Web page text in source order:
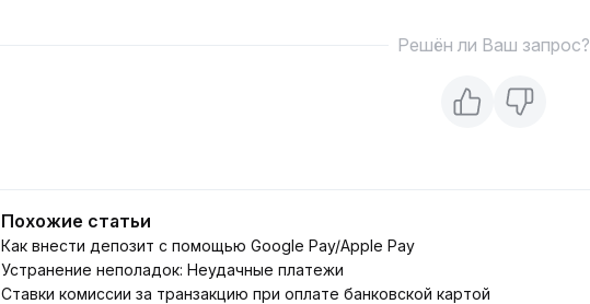
Решён ли Ваш запрос?
Похожие статьи
Как внести депозит с помощью Google Pay/Apple Pay
Устранение неполадок: Неудачные платежи
Ставки комиссии за транзакцию при оплате банковской картой